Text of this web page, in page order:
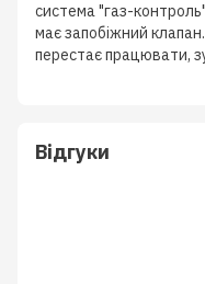
система "газ-
має запобіжний
перестає працювати,
Відгуки